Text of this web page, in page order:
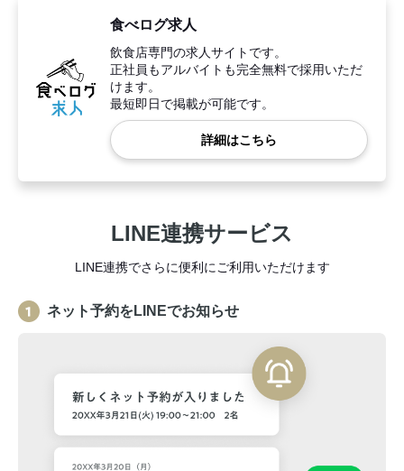
食べログ求人
飲食店専門の求人サイトです。
正社員もアルバイトも完全無料で採用いただ
けます。
最短即日で掲載が可能です。
詳細はこちら
LINE連携サービス
LINE連携でさらに便利にご利用いただけます
ネット予約をLINEでお知らせ